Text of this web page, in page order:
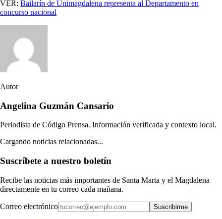
VER: Bailarín de Unimagdalena representa al Departamento en
concurso nacional
Autor
Angelina Guzmán Cansario
Periodista de Código Prensa. Información verificada y contexto local.
Cargando noticias relacionadas...
Suscríbete a nuestro boletín
Recibe las noticias más importantes de Santa Marta y el Magdalena
directamente en tu correo cada mañana.
Correo electrónico Suscribirme